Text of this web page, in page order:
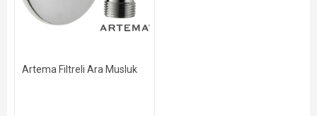
Artema Filtreli Ara Musluk